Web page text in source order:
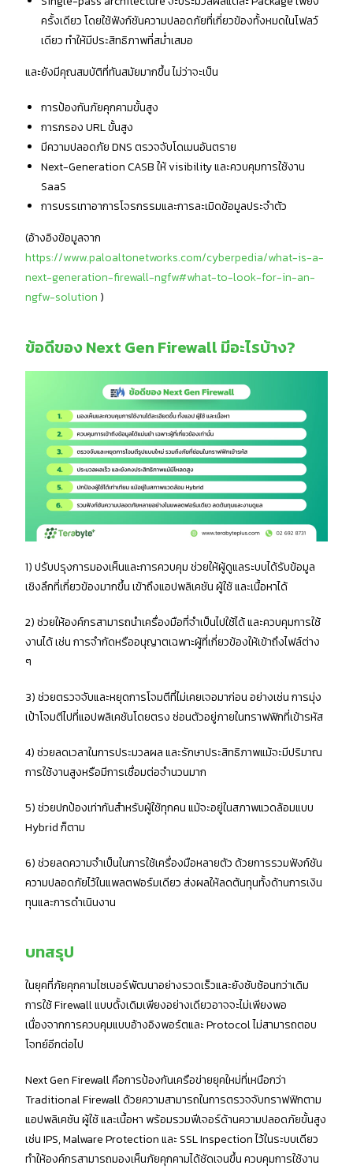
ครั้งเดียว โดยใช้ฟังก์ชันความปลอดภัยที่เกี่ยวข้องทั้งหมดในโฟลว์
เดียว ทำให้มีประสิทธิภาพที่สม่ำเสมอ
และยังมีคุณสมบัติที่ทันสมัยมากขึ้น ไม่ว่าจะเป็น
การป้องกันภัยคุกคามขั้นสูง
การกรอง URL ขั้นสูง
มีความปลอดภัย DNS ตรวจจับโดเมนอันตราย
Next-Generation CASB ให้ visibility และควบคุมการใช้งาน
SaaS
การบรรเทาอาการโจรกรรมและการละเมิดข้อมูลประจำตัว
(อ้างอิงข้อมูลจาก
https://www.paloaltonetworks.com/cyberpedia/what-is-a-
next-generation-firewall-ngfw#what-to-look-for-in-an-
ngfw-solution )
ข้อดีของ Next Gen Firewall มีอะไรบ้าง?
1) ปรับปรุงการมองเห็นและการควบคุม ช่วยให้ผู้ดูแลระบบได้รับข้อมูล
เชิงลึกที่เกี่ยวข้องมากขึ้น เข้าถึงแอปพลิเคชัน ผู้ใช้ และเนื้อหาได้
2) ช่วยให้องค์กรสามารถนำเครื่องมือที่จำเป็นไปใช้ได้ และควบคุมการใช้
งานได้ เช่น การจำกัดหรืออนุญาตเฉพาะผู้ที่เกี่ยวข้องให้เข้าถึงไฟล์ต่าง
ๆ
3) ช่วยตรวจจับและหยุดการโจมตีที่ไม่เคยเจอมาก่อน อย่างเช่น การมุ่ง
เป้าโจมตีไปที่แอปพลิเคชันโดยตรง ซ่อนตัวอยู่ภายในทราฟฟิกที่เข้ารหัส
4) ช่วยลดเวลาในการประมวลผล และรักษาประสิทธิภาพแม้จะมีปริมาณ
การใช้งานสูงหรือมีการเชื่อมต่อจำนวนมาก
5) ช่วยปกป้องเท่ากันสำหรับผู้ใช้ทุกคน แม้จะอยู่ในสภาพแวดล้อมแบบ
Hybrid ก็ตาม
6) ช่วยลดความจำเป็นในการใช้เครื่องมือหลายตัว ด้วยการรวมฟังก์ชัน
ความปลอดภัยไว้ในแพลตฟอร์มเดียว ส่งผลให้ลดต้นทุนทั้งด้านการเงิน
ทุนและการดำเนินงาน
บทสรุป
ในยุคที่ภัยคุกคามไซเบอร์พัฒนาอย่างรวดเร็วและยังซับซ้อนกว่าเดิม
การใช้ Firewall แบบดั้งเดิมเพียงอย่างเดียวอาจจะไม่เพียงพอ
เนื่องจากการควบคุมแบบอ้างอิงพอร์ตและ Protocol ไม่สามารถตอบ
โจทย์อีกต่อไป
Next Gen Firewall คือการป้องกันเครือข่ายยุคใหม่ที่เหนือกว่า
Traditional Firewall ด้วยความสามารถในการตรวจจับทราฟฟิกตาม
แอปพลิเคชัน ผู้ใช้ และเนื้อหา พร้อมรวมฟีเจอร์ด้านความปลอดภัยขั้นสูง
เช่น IPS, Malware Protection และ SSL Inspection ไว้ในระบบเดียว
ทำให้องค์กรสามารถมองเห็นภัยคุกคามได้ชัดเจนขึ้น ควบคุมการใช้งาน